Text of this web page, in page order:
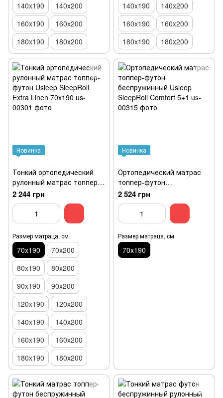
140x190
140х200
160x190
160x200
180x190
180х200
140x190
140х200
160x190
160x200
180x190
180х200
Новинка
Тонкий ортопедический
рулонный матрас топпер-
футон Usleep SleepRoll
Extra Linen 70x190
2 244 грн
Размер матраца, см
70х190
70х200
80x190
80x200
90x190
90x200
120x190
120х200
140x190
140х200
160x190
160x200
180x190
180х200
Новинка
Ортопедический матрас
топпер-футон
беспружинный Usleep
SleepRoll Comfort 5+1
2 524 грн
Размер матраца, см
70х190